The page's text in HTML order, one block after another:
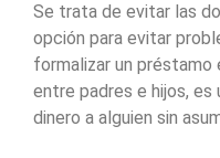
Se trata de evitar las
opción para evitar
formalizar un
entre padres e hijos, es
dinero a alguien sin